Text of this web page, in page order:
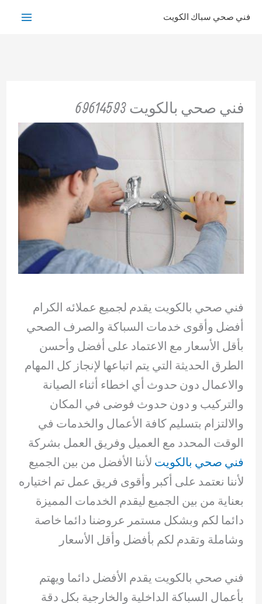
فني صحي سباك الكويت
فني صحي بالكويت 69614593
فني صحي بالكويت يقدم لجميع عملائه الكرام
أفضل وأقوى خدمات السباكة والصرف الصحي
بأقل الأسعار مع الاعتماد على أفضل وأحسن
الطرق الحديثة التي يتم اتباعها لإنجاز كل المهام
والاعمال دون حدوث أي اخطاء أثناء الصيانة
والتركيب و دون حدوث فوضى في المكان
والالتزام بتسليم كافة الأعمال والخدمات في
الوقت المحدد مع العميل وفريق العمل بشركة
فني صحي بالكويت لأننا الأفضل من بين الجميع
لأننا نعتمد على أكبر وأقوى فريق عمل تم اختياره
بعناية من بين الجميع ليقدم الخدمات المميزة
دائما لكم وبشكل مستمر عروضنا دائما خاصة
وشاملة وتقدم لكم بأفضل وأقل الأسعار
فني صحي بالكويت يقدم الأفضل دائما ويهتم
بأعمال السباكة الداخلية والخارجية بكل دقة